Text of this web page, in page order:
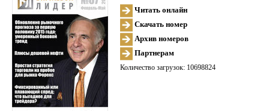
Читать онлайн
Скачать номер
Архив номеров
Партнерам
Количество загрузок: 10698824